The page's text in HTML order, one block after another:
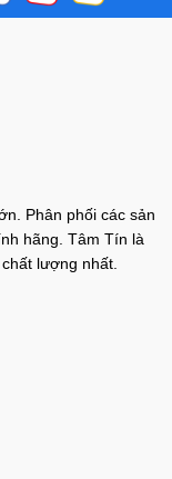
Phân phối các sản
hãng. Tâm Tín là
lượng nhất.